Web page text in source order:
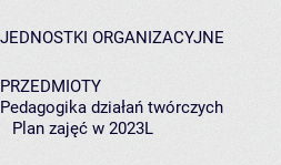
JEDNOSTKI ORGANIZACYJNE
PRZEDMIOTY
Pedagogika działań twórczych
Plan zajęć w 2023L